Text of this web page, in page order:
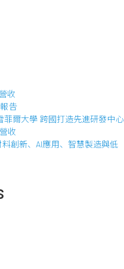
收
告
菲爾大學 跨國打造先進研發中心
收
創新、AI應用、智慧製造與低